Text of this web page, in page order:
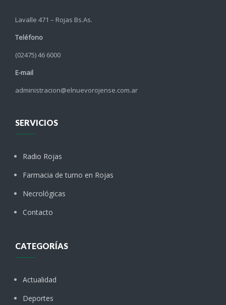
Lavalle 471 – Rojas Bs.As.
Teléfono
(02475) 46 6000
E-mail
administracion@elnuevorojense.com.ar
SERVICIOS
Radio Rojas
Farmacia de turno en Rojas
Necrológicas
Contacto
CATEGORÍAS
Actualidad
Deportes